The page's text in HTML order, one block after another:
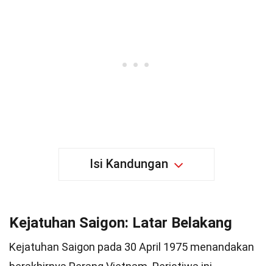
Isi Kandungan
Kejatuhan Saigon: Latar Belakang
Kejatuhan Saigon pada 30 April 1975 menandakan